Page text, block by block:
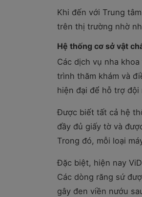
Khi đến với Trung
trên thị trường nhờ
Hệ thống cơ sở vật
Các dịch vụ nha
trình thăm khám và
hiện đại để hỗ trợ
Được biết tất cả hệ
đầy đủ giấy tờ và
Trong đó, mỗi loại
Đặc biệt, hiện nay
Các dòng răng sứ
gây đen viền nướu